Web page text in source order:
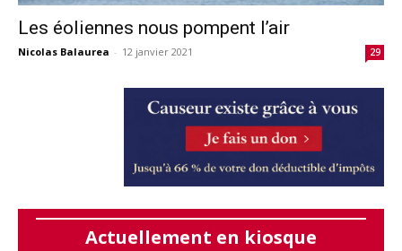
Les éoliennes nous pompent l’air
Nicolas Balaurea - 12 janvier 2021 29
Actuellement en kiosque